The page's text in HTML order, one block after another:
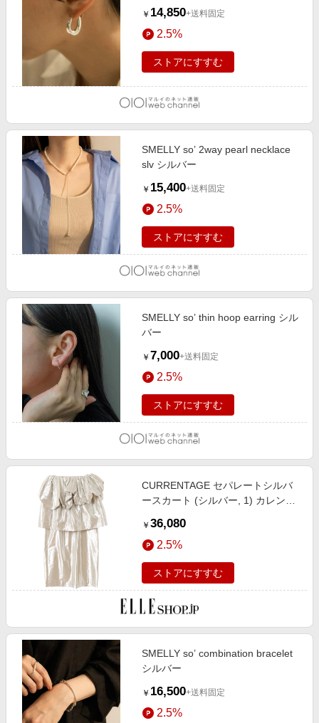
￥ 14,850+送料固定
2.5%
ストアにすすむ
SMELLY so’ 2way pearl necklace
slv シルバー
￥ 15,400+送料固定
2.5%
ストアにすすむ
SMELLY so’ thin hoop earring シル
バー
￥ 7,000+送料固定
2.5%
ストアにすすむ
CURRENTAGE セパレートシルバ
ースカート (シルバー, 1) カレンテ
￥ 36,080
2.5%
ストアにすすむ
SMELLY so’ combination bracelet
シルバー
￥ 16,500+送料固定
2.5%